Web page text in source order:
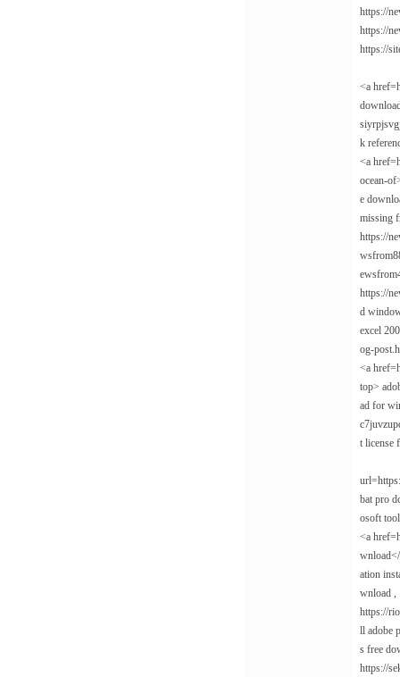
https://
https://
https://
<a
k
<a
ocean-
e
missing
https://
https://
d
excel
og-
<a
top>
ad for
t license
bat pro
osoft
<a
ation
wnload ,
https://
ll adobe
s free
https://